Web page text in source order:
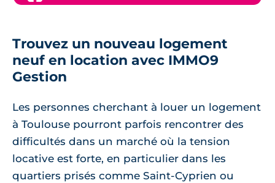
Trouvez un nouveau logement
neuf en location avec IMMO9
Gestion
Les personnes cherchant à louer un logement
à Toulouse pourront parfois rencontrer des
difficultés dans un marché où la tension
locative est forte, en particulier dans les
quartiers prisés comme Saint-Cyprien ou